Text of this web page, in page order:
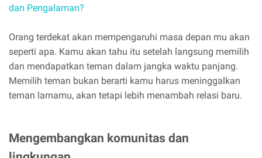
dan Pengalaman?
Orang terdekat akan mempengaruhi masa depan mu akan
seperti apa. Kamu akan tahu itu setelah langsung memilih
dan mendapatkan teman dalam jangka waktu panjang.
Memilih teman bukan berarti kamu harus meninggalkan
teman lamamu, akan tetapi lebih menambah relasi baru.
Mengembangkan komunitas dan